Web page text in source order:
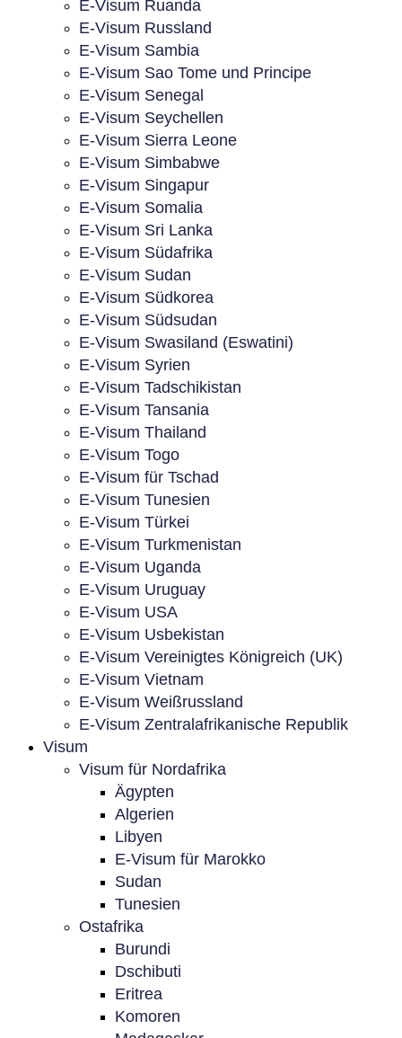
E-Visum Ruanda
E-Visum Russland
E-Visum Sambia
E-Visum Sao Tome und Principe
E-Visum Senegal
E-Visum Seychellen
E-Visum Sierra Leone
E-Visum Simbabwe
E-Visum Singapur
E-Visum Somalia
E-Visum Sri Lanka
E-Visum Südafrika
E-Visum Sudan
E-Visum Südkorea
E-Visum Südsudan
E-Visum Swasiland (Eswatini)
E-Visum Syrien
E-Visum Tadschikistan
E-Visum Tansania
E-Visum Thailand
E-Visum Togo
E-Visum für Tschad
E-Visum Tunesien
E-Visum Türkei
E-Visum Turkmenistan
E-Visum Uganda
E-Visum Uruguay
E-Visum USA
E-Visum Usbekistan
E-Visum Vereinigtes Königreich (UK)
E-Visum Vietnam
E-Visum Weißrussland
E-Visum Zentralafrikanische Republik
Visum
Visum für Nordafrika
Ägypten
Algerien
Libyen
E-Visum für Marokko
Sudan
Tunesien
Ostafrika
Burundi
Dschibuti
Eritrea
Komoren